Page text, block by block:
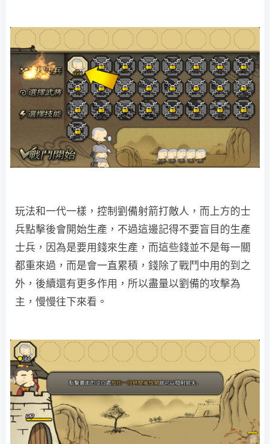
玩法和一代一樣，控制劉備射箭打敵人，而上方的士
兵點擊後會開始生產，不過這邊記得不要盲目的生產
士兵，因為是要用錢來生產，而這些錢並不是每一關
都重來過，而是會一直累積，錢除了戰鬥中用的到之
外，後續還有更多作用，所以盡量以劉備的攻擊為
主，慢慢往下來看。